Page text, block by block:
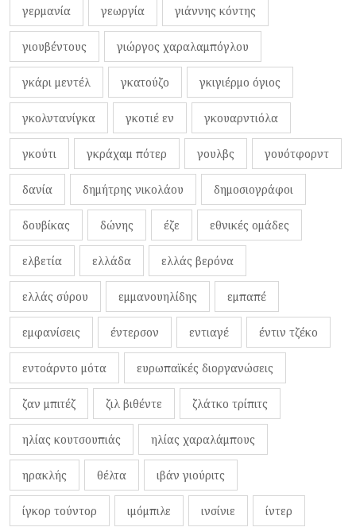
γερμανία γεωργία γιάννης κόντης
γιουβέντους γιώργος χαραλαμπόγλου
γκάρι μεντέλ γκατούζο γκιγιέρμο όγιος
γκολντανίγκα γκοτιέ εν γκουαρντιόλα
γκούτι γκράχαμ πότερ γουλβς γουότφορντ
δανία δημήτρης νικολάου δημοσιογράφοι
δουβίκας δώνης έζε εθνικές ομάδες
ελβετία ελλάδα ελλάς βερόνα
ελλάς σύρου εμμανουηλίδης εμπαπέ
εμφανίσεις έντερσον εντιαγέ έντιν τζέκο
εντοάρντο μότα ευρωπαϊκές διοργανώσεις
ζαν μπιτέζ ζιλ βιθέντε ζλάτκο τρίπιτς
ηλίας κουτσουπιάς ηλίας χαραλάμπους
ηρακλής θέλτα ιβάν γιούριτς
ίγκορ τούντορ ιμόμπιλε ινσίνιε ίντερ